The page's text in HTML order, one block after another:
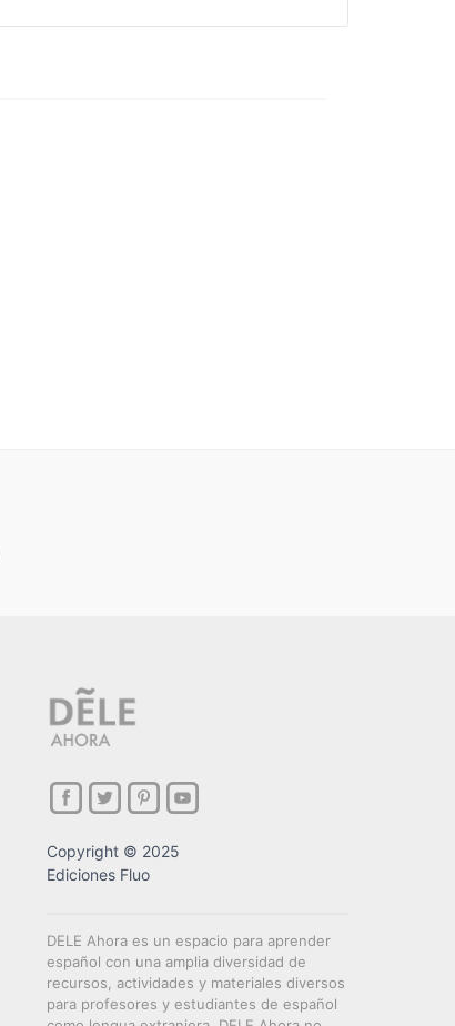
Copyright © 2025
Ediciones Fluo
DELE Ahora es un espacio para aprender
español con una amplia diversidad de
recursos, actividades y materiales diversos
para profesores y estudiantes de español